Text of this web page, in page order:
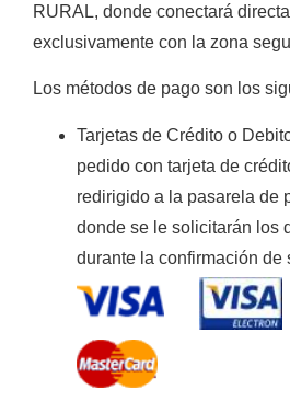
RURAL, donde conectará
exclusivamente con la zona
Los métodos de pago son los
Tarjetas de Crédito o
pedido con tarjeta de
redirigido a la pasarela de
donde se le solicitarán los
durante la confirmación de